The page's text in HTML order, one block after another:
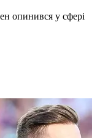
опинився у сфері